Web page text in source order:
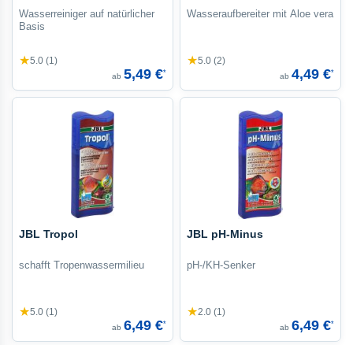
Wasserreiniger auf natürlicher
Basis
★5.0 (1)
ab 5,49 €*
Wasseraufbereiter mit Aloe vera
★5.0 (2)
ab 4,49 €*
JBL Tropol
schafft Tropenwassermilieu
★5.0 (1)
ab 6,49 €*
JBL pH-Minus
pH-/KH-Senker
★2.0 (1)
ab 6,49 €*